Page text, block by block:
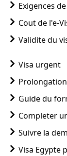
Exigences
Cout de l'e-
Validite du
Visa urgent
Guide du
Completer
Suivre la
Visa Egypte